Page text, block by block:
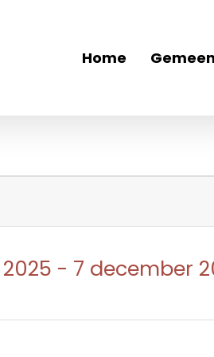
Home
- 7 december